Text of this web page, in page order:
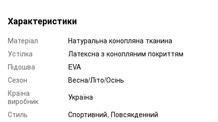
Характеристики
Матеріал
Натуральна конопляна тканина
Устілка
Латексна з конопляним покриттям
Підошва
EVA
Сезон
Весна/Літо/Осінь
Країна
виробник
Україна
Стиль
Спортивний, Повсякденний